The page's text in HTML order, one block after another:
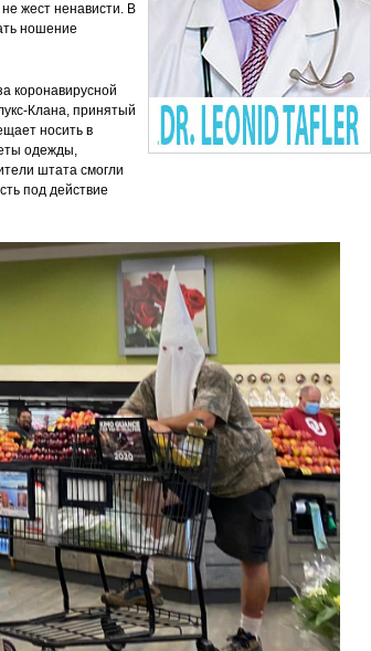
жест ненависти. В
ношение
коронавирусной
Клана, принятый
носить в
одежды,
штата cмогли
под действие